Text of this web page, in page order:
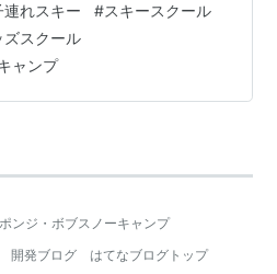
国際スキー場スキースクール
物 スクールの時間 レッスン
について スキースクールの違
レッスンの場合 スポンジ・ボブ
連れスキー #スキースクール
ズスクール
ャンプ
ンジ・ボブスノーキャンプ
開発ブログ はてなブログトップ